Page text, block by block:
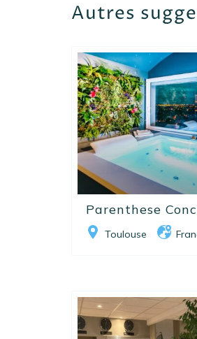
Autres
Parenthese
Toulouse